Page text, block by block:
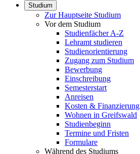
Studium
Zur Hauptseite Studium
Vor dem Studium
Studienfächer A-Z
Lehramt studieren
Studienorientierung
Zugang zum Studium
Bewerbung
Einschreibung
Semesterstart
Anreisen
Kosten & Finanzierung
Wohnen in Greifswald
Studienbeginn
Termine und Fristen
Formulare
Während des Studiums